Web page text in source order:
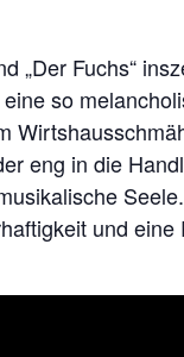
„Der Fuchs“
so
eng in die
und